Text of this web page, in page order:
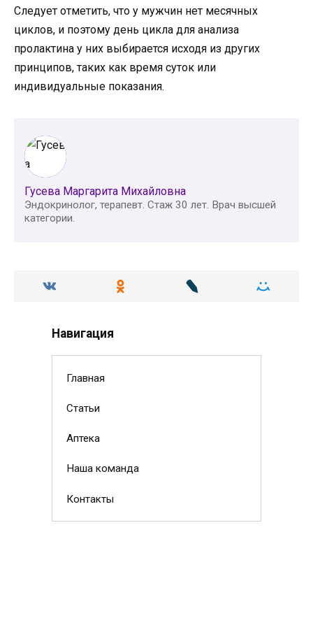
Следует отметить, что у мужчин нет месячных
циклов, и поэтому день цикла для анализа
пролактина у них выбирается исходя из других
принципов, таких как время суток или
индивидуальные показания.
Гусева Маргарита Михайловна
Эндокринолог, терапевт. Стаж 30 лет. Врач высшей
категории.
Навигация
Главная
Статьи
Аптека
Наша команда
Контакты